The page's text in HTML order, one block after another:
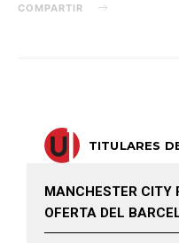
COMPARTIR
TITULARES
MANCHESTER CITY
OFERTA DEL